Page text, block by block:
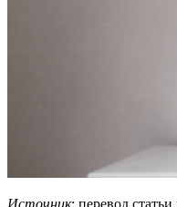
Источник: перевод